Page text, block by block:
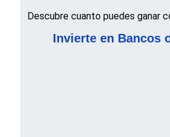
Descubre cuanto puedes ganar
Invierte en Bancos